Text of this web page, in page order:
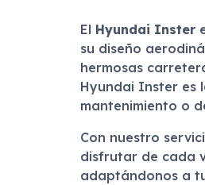
El Hyundai Inster
su diseño
hermosas
Hyundai Inster es
mantenimiento o
Con nuestro
disfrutar de cada
adaptándonos a